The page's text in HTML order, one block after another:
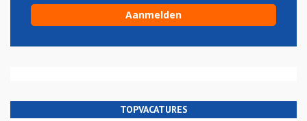
TOPVACATURES